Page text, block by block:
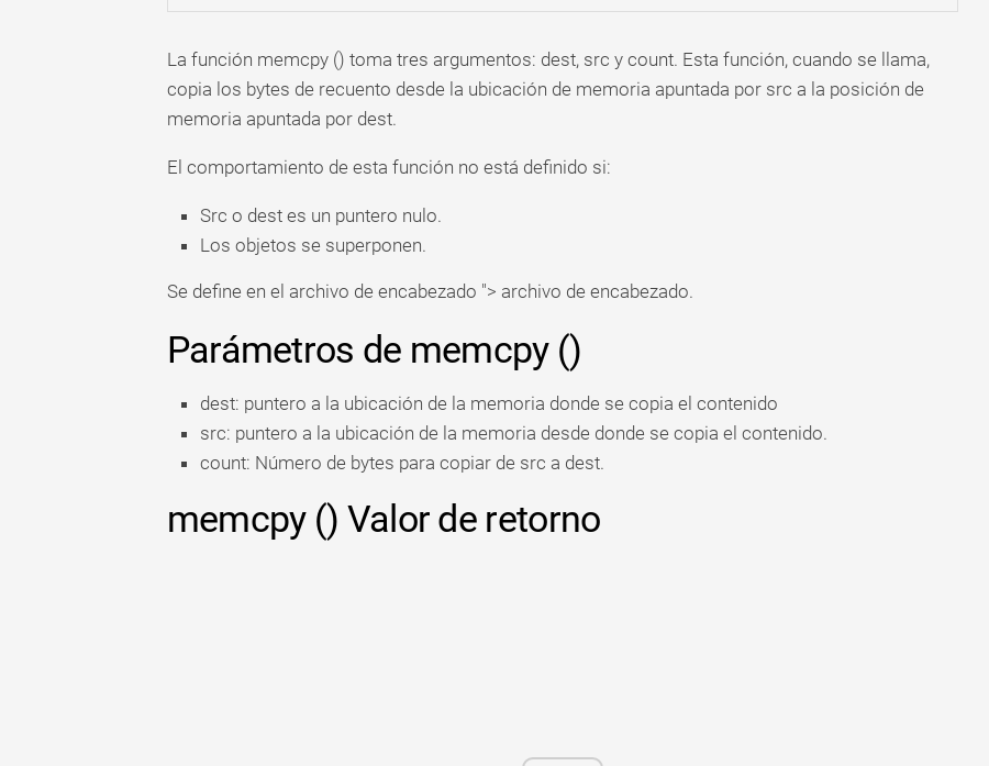
La función memcpy () toma tres argumentos: dest, src y count. Esta función, cuando se llama,
copia los bytes de recuento desde la ubicación de memoria apuntada por src a la posición de
memoria apuntada por dest.
El comportamiento de esta función no está definido si:
Src o dest es un puntero nulo.
Los objetos se superponen.
Se define en el archivo de encabezado "> archivo de encabezado.
Parámetros de memcpy ()
dest: puntero a la ubicación de la memoria donde se copia el contenido
src: puntero a la ubicación de la memoria desde donde se copia el contenido.
count: Número de bytes para copiar de src a dest.
memcpy () Valor de retorno